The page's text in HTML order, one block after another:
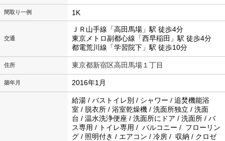
間取り一例 1K
交通
ＪＲ山手線「高田馬場」駅 徒歩4分
東京メトロ副都心線「西早稲田」駅 徒歩4分
都電荒川線「学習院下」駅 徒歩10分
住所 東京都新宿区高田馬場１丁目
築年月 2016年1月
給湯 / バストイレ別 / シャワー / 追焚機能浴
室 / 脱衣所 / 浴室乾燥機 / 洗面所独立 / 洗面
台 / 温水洗浄便座 / 洗面所にドア / 洗面所 / バ
ス専用 / トイレ専用 / バルコニー / フローリン
グ / 照明付き / エアコン / 冷房 / 収納 / クロゼ